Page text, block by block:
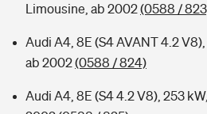
Limousine, ab 2002(0588 /
Audi A4, 8E (S4 AVANT 4.2
ab 2002(0588 / 824)
Audi A4, 8E (S4 4.2 V8), 253